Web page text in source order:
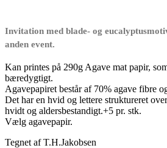
Invitation med blade- og
anden event.
Kan printes på 290g Agave mat papir,
bæredygtigt.
Agavepapiret består af 70% agave fibre
Det har en hvid og lettere struktureret
hvidt og aldersbestandigt.+5 pr. stk.
Vælg agavepapir.
Tegnet af T.H.Jakobsen